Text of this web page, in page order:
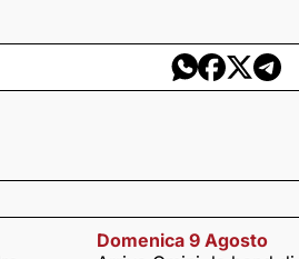
Domenica 9 Agosto